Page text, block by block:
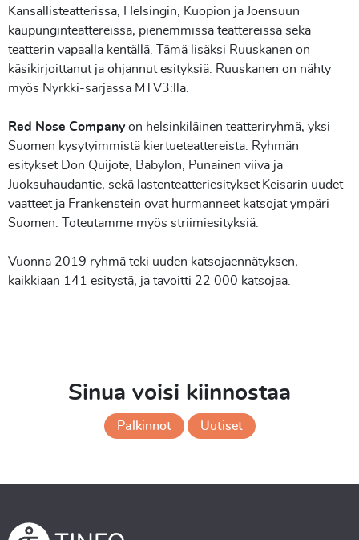
Kansallisteatterissa, Helsingin, Kuopion ja Joensuun
kaupunginteattereissa, pienemmissä teattereissa sekä
teatterin vapaalla kentällä. Tämä lisäksi Ruuskanen on
käsikirjoittanut ja ohjannut esityksiä. Ruuskanen on nähty
myös Nyrkki-sarjassa MTV3:lla.
Red Nose Companyon helsinkiläinen teatteriryhmä, yksi
Suomen kysytyimmistä kiertueteattereista. Ryhmän
esitykset Don Quijote, Babylon, Punainen viiva ja
Juoksuhaudantie, sekä lastenteatteriesitykset Keisarin uudet
vaatteet ja Frankenstein ovat hurmanneet katsojat ympäri
Suomen. Toteutamme myös striimiesityksiä.
Vuonna 2019 ryhmä teki uuden katsojaennätyksen,
kaikkiaan 141 esitystä, ja tavoitti 22 000 katsojaa.
Sinua voisi kiinnostaa
Palkinnot Uutiset